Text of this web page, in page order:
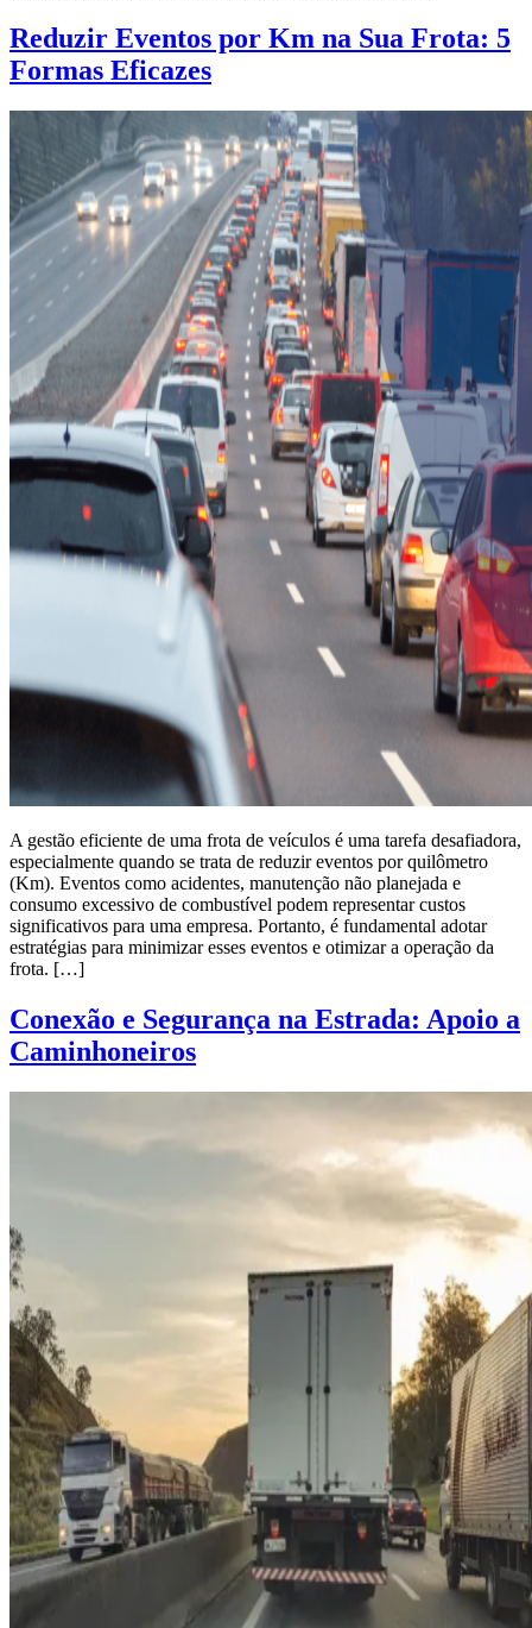
Reduzir Eventos por Km na Sua Frota: 5
Formas Eficazes
A gestão eficiente de uma frota de veículos é uma tarefa desafiadora,
especialmente quando se trata de reduzir eventos por quilômetro
(Km). Eventos como acidentes, manutenção não planejada e
consumo excessivo de combustível podem representar custos
significativos para uma empresa. Portanto, é fundamental adotar
estratégias para minimizar esses eventos e otimizar a operação da
frota. […]
Conexão e Segurança na Estrada: Apoio a
Caminhoneiros